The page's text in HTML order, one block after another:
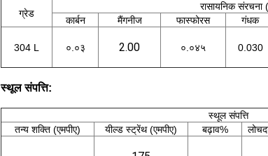
ग्रेड
रासायनिक संरचना
कार्बन
मैंगनीज फास्फोरस गंधक
304 L ०.०३ 2.00 ०.०४५ 0.030
स्थूल संपत्ति:
स्थूल संपत्ति
तन्य शक्ति (एमपीए)
यील्ड स्ट्रेंथ (एमपीए) बढ़ाव%